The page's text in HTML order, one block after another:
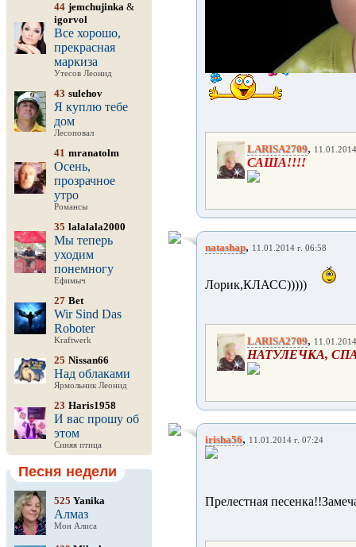
44 jemchujinka &
igorvol
Все хорошо,
прекрасная
маркиза
Утесов Леонид
43 sulehov
Я куплю тебе
дом
Лесоповал
41 mranatolm
Осень,
прозрачное
утро
Романсы
35 lalalala2000
Мы теперь
уходим
понемногу
Ефимыч
27 Bet
Wir Sind Das
Roboter
Kraftwerk
25 Nissan66
Над облаками
Ярмольник Леонид
23 Haris1958
И вас прошу об
этом
Синяя птица
Песня недели
525 Yanika
Алмаз
Мон Алиса
LARISA2709,
САША!!!!
natashap, 11.01.2014 г. 06:58
Лорик,КЛАСС)))))
LARISA2709,
НАТУЛЕЧКА,
irisha56, 11.01.2014 г. 07:24
Прелестная